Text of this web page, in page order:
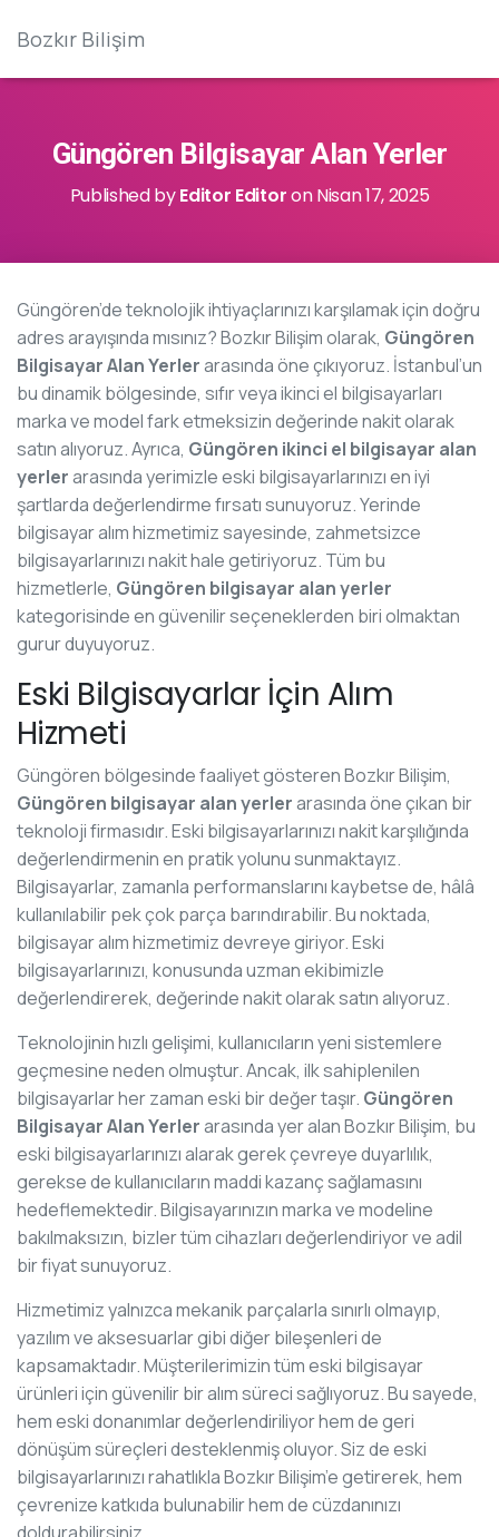
Bozkır Bilişim
Güngören Bilgisayar Alan Yerler
Published byEditor EditoronNisan 17, 2025
Güngören’de teknolojik ihtiyaçlarınızı karşılamak için doğru
adres arayışında mısınız? Bozkır Bilişim olarak, Güngören
Bilgisayar Alan Yerlerarasında öne çıkıyoruz. İstanbul’un
bu dinamik bölgesinde, sıfır veya ikinci el bilgisayarları
marka ve model fark etmeksizin değerinde nakit olarak
satın alıyoruz. Ayrıca, Güngören ikinci el bilgisayar alan
yerlerarasında yerimizle eski bilgisayarlarınızı en iyi
şartlarda değerlendirme fırsatı sunuyoruz. Yerinde
bilgisayar alım hizmetimiz sayesinde, zahmetsizce
bilgisayarlarınızı nakit hale getiriyoruz. Tüm bu
hizmetlerle, Güngören bilgisayar alan yerler
kategorisinde en güvenilir seçeneklerden biri olmaktan
gurur duyuyoruz.
Eski Bilgisayarlar İçin Alım
Hizmeti
Güngören bölgesinde faaliyet gösteren Bozkır Bilişim,
Güngören bilgisayar alan yerlerarasında öne çıkan bir
teknoloji firmasıdır. Eski bilgisayarlarınızı nakit karşılığında
değerlendirmenin en pratik yolunu sunmaktayız.
Bilgisayarlar, zamanla performanslarını kaybetse de, hâlâ
kullanılabilir pek çok parça barındırabilir. Bu noktada,
bilgisayar alım hizmetimiz devreye giriyor. Eski
bilgisayarlarınızı, konusunda uzman ekibimizle
değerlendirerek, değerinde nakit olarak satın alıyoruz.
Teknolojinin hızlı gelişimi, kullanıcıların yeni sistemlere
geçmesine neden olmuştur. Ancak, ilk sahiplenilen
bilgisayarlar her zaman eski bir değer taşır. Güngören
Bilgisayar Alan Yerlerarasında yer alan Bozkır Bilişim, bu
eski bilgisayarlarınızı alarak gerek çevreye duyarlılık,
gerekse de kullanıcıların maddi kazanç sağlamasını
hedeflemektedir. Bilgisayarınızın marka ve modeline
bakılmaksızın, bizler tüm cihazları değerlendiriyor ve adil
bir fiyat sunuyoruz.
Hizmetimiz yalnızca mekanik parçalarla sınırlı olmayıp,
yazılım ve aksesuarlar gibi diğer bileşenleri de
kapsamaktadır. Müşterilerimizin tüm eski bilgisayar
ürünleri için güvenilir bir alım süreci sağlıyoruz. Bu sayede,
hem eski donanımlar değerlendiriliyor hem de geri
dönüşüm süreçleri desteklenmiş oluyor. Siz de eski
bilgisayarlarınızı rahatlıkla Bozkır Bilişim’e getirerek, hem
çevrenize katkıda bulunabilir hem de cüzdanınızı
doldurabilirsiniz.